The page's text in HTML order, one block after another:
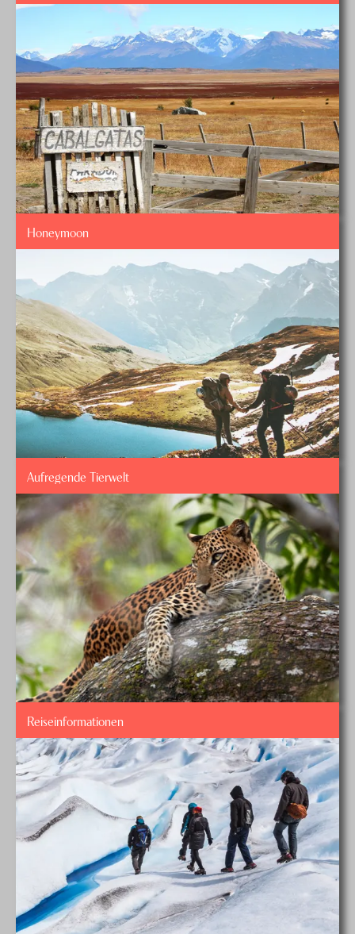
Honeymoon
Aufregende Tierwelt
Reiseinformationen